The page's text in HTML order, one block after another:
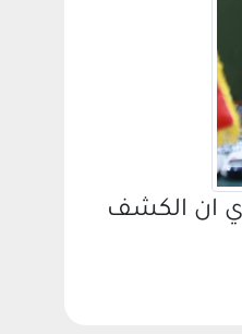
ان الكشف